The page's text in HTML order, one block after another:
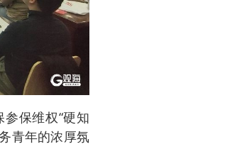
保维权“硬知
青年的浓厚氛